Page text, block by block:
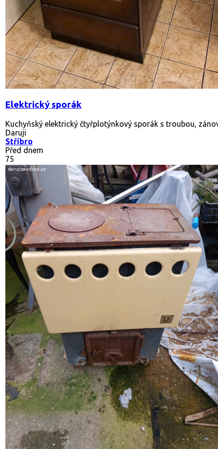
Elektrický sporák
Kuchyňský elektrický čtyřplotýnkový sporák s troubou,
Daruji
Stříbro
Před dnem
75